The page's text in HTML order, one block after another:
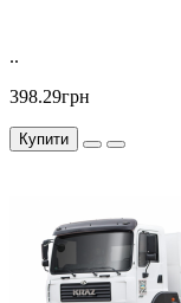
..
398.29грн
Купити